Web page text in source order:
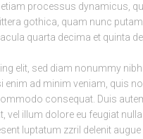
processus dynamicus,
gothica, quam nunc
quarta decima et quinta
elit, sed diam nonummy
enim ad minim veniam, quis
consequat. Duis
vel illum dolore eu feugiat
luptatum zzril delenit